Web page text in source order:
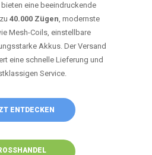
eine beeindruckende
40.000 Zügen, modernste
Mesh-Coils, einstellbare
Akkus. Der Versand
eine schnelle Lieferung und
Service.
ENTDECKEN